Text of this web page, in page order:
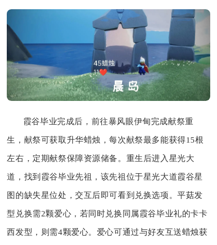
霞谷毕业完成后，前往暴风眼伊甸完成献祭重
生，献祭可获取升华蜡烛，每次献祭最多能获得15根
左右，定期献祭保障资源储备。重生后进入星光大
道，找到霞谷毕业先祖，该先祖位于星光大道霞谷星
图的缺失星位处，交互后即可看到兑换选项。平菇发
型兑换需2颗爱心，若同时兑换同属霞谷毕业礼的卡卡
西发型，则需4颗爱心。爱心可通过与好友互送蜡烛获